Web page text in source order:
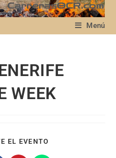
Menú
WEEK
EL EVENTO